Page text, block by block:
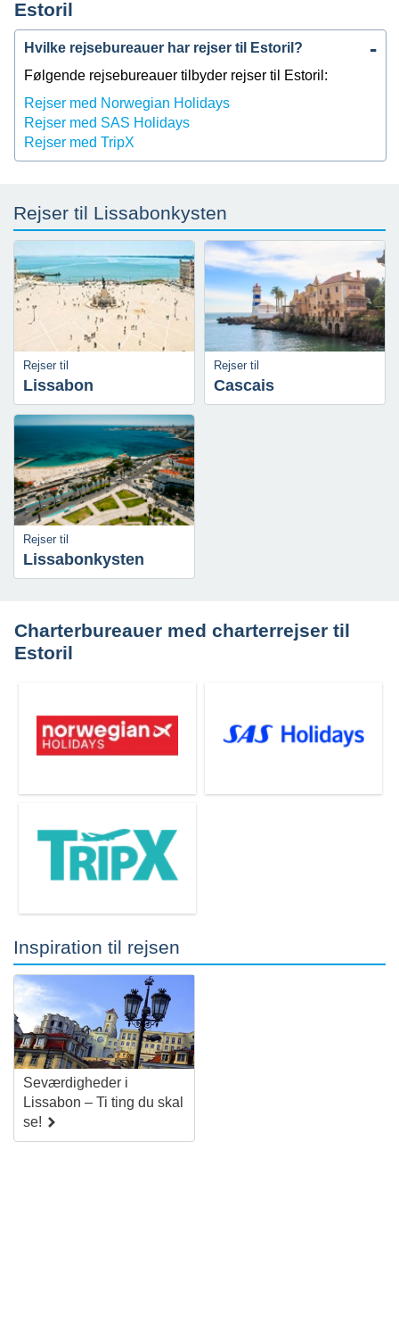
Estoril
Hvilke rejsebureauer har rejser til Estoril?
Følgende rejsebureauer tilbyder rejser til Estoril:
Rejser med Norwegian Holidays
Rejser med SAS Holidays
Rejser med TripX
Rejser til Lissabonkysten
Rejser til
Lissabon
Rejser til
Cascais
Rejser til
Lissabonkysten
Charterbureauer med charterrejser til
Estoril
Inspiration til rejsen
Seværdigheder i
Lissabon – Ti ting du skal
se!